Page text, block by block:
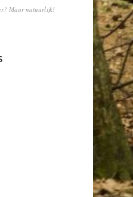
Maar natuurlijk!